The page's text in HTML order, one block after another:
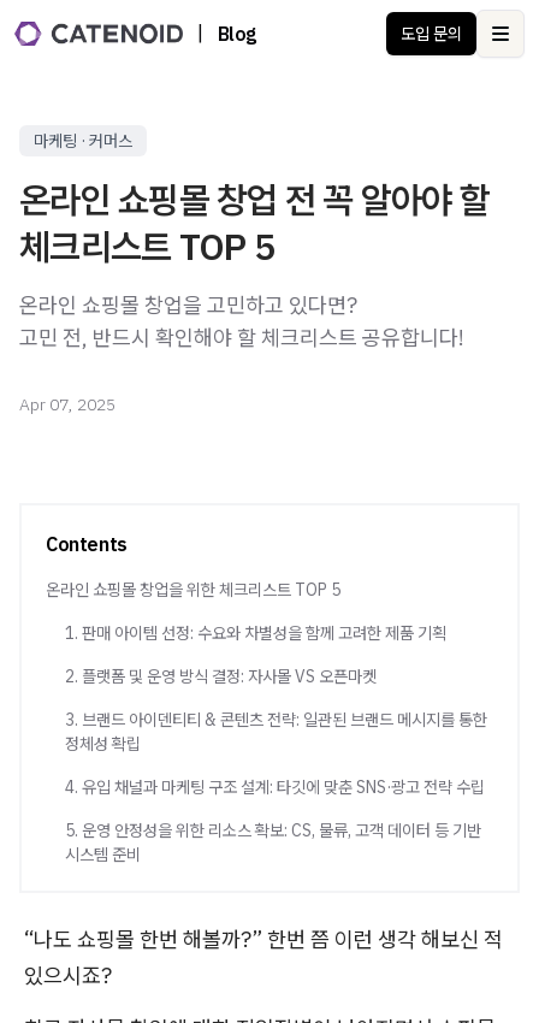
Blog 도입 문의
마케팅 · 커머스
온라인 쇼핑몰 창업 전 꼭 알아야 할
체크리스트 TOP 5
온라인 쇼핑몰 창업을 고민하고 있다면?
Apr 07, 2025
Contents
온라인 쇼핑몰 창업을 위한 체크리스트 TOP 5
1. 판매 아이템 선정: 수요와 차별성을 함께 고려한 제품 기획
2. 플랫폼 및 운영 방식 결정: 자사몰 VS 오픈마켓
3. 브랜드 아이덴티티 & 콘텐츠 전략: 일관된 브랜드 메시지를 통한
정체성 확립​
4. 유입 채널과 마케팅 구조 설계: 타깃에 맞춘 SNS·광고 전략 수립​
5. 운영 안정성을 위한 리소스 확보: CS, 물류, 고객 데이터 등 기반
시스템 준비
“나도 쇼핑몰 한번 해볼까?” 한번 쯤 이런 생각 해보신 적
있으시죠?